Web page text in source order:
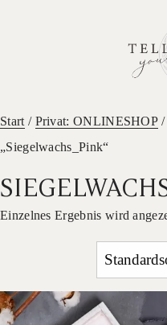
Start / Privat: ONLINESHOP /
„Siegelwachs_Pink“
Einzelnes Ergebnis wird